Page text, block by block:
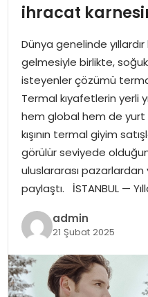
İDEAL YAŞAM
İDEAL SPOR
YAŞAM
MAGAZIN
SAĞLIK
SOSYAL HABER
ihracat
Dünya genelinde
gelmesiyle birlikte,
isteyenler çözümü
Termal kıyafetlerin yerli
hem global hem de yurt
kışının termal giyim
görülür seviyede
uluslararası pazarlardan
paylaştı. İSTANBUL —
admin
21 Şubat 2025